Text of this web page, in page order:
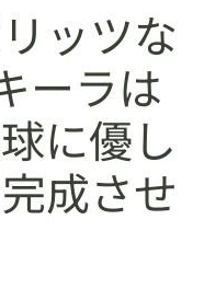
ッツな
ーラは
に優し
成させ